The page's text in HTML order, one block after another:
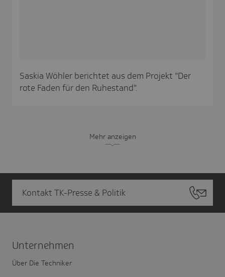
Saskia Wöhler berichtet aus dem Projekt "Der
rote Faden für den Ruhestand".
Mehr anzeigen
Kontakt TK-Presse & Politik
Unter­nehmen
Über Die Techniker